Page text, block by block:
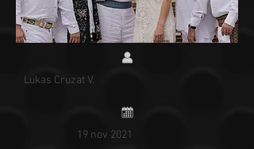
Lukas Cruzat V.
19 nov 2021